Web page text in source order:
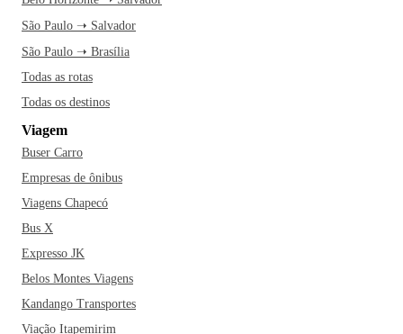
São Paulo ➝ Salvador
São Paulo ➝ Brasília
Todas as rotas
Todas os destinos
Viagem
Buser Carro
Empresas de ônibus
Viagens Chapecó
Bus X
Expresso JK
Belos Montes Viagens
Kandango Transportes
Viação Itapemirim